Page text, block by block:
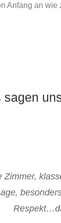
Anfang an wie
sagen
Zimmer,